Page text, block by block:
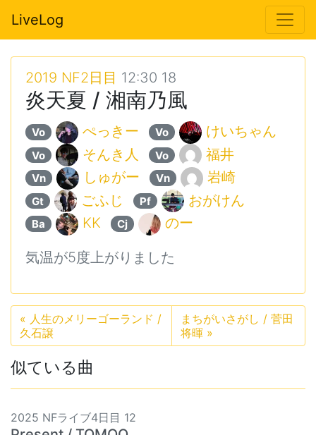
LiveLog
2019 NF2日目 12:30 18
炎天夏 / 湘南乃風
Vo ぺっきー Vo けいちゃん
Vo そんき人 Vo 福井
Vn しゅがー Vn 岩崎
Gt ごふじ Pf おがけん
Ba KK Cj のー
気温が5度上がりました
« 人生のメリーゴーランド /
久石譲
まちがいさがし / 菅田
将暉 »
似ている曲
2025 NFライブ4日目 12